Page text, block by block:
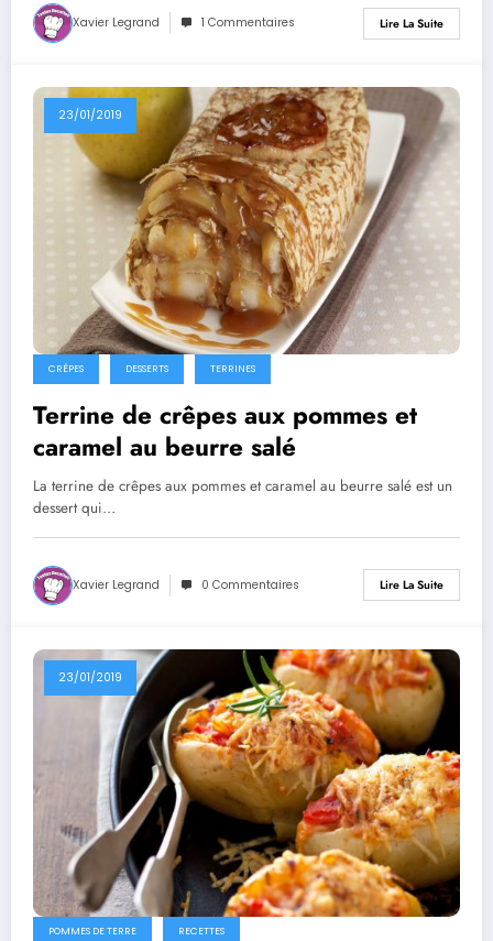
Xavier Legrand 1 Commentaires Lire La Suite
23/01/2019
CRÊPES DESSERTS TERRINES
Terrine de crêpes aux pommes et
caramel au beurre salé
La terrine de crêpes aux pommes et caramel au beurre salé est un
dessert qui…
Xavier Legrand 0 Commentaires Lire La Suite
23/01/2019
POMMES DE TERRE RECETTES